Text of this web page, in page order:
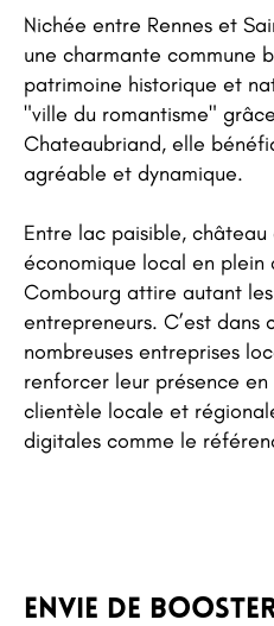
Nichée entre Rennes et
une charmante commune
patrimoine historique et
"ville du romantisme"
Chateaubriand, elle
agréable et dynamique.
Entre lac paisible,
économique local en plein
Combourg attire autant
entrepreneurs. C’est
nombreuses entreprises
renforcer leur présence
clientèle locale et
digitales comme le
Envie de